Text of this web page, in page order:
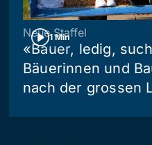
1 Min
Neue Staffel
«Bauer, ledig,
Bäuerinnen und
nach der grossen